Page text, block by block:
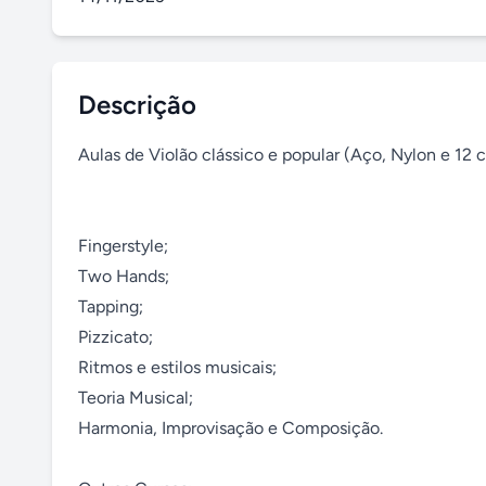
Descrição
Aulas de Violão clássico e popular (Aço, Nylon e 12
Fingerstyle;
Two Hands;
Tapping;
Pizzicato;
Ritmos e estilos musicais;
Teoria Musical;
Harmonia, Improvisação e Composição.